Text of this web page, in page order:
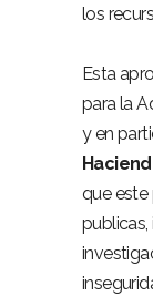
los
Esta
para la
y en
que este